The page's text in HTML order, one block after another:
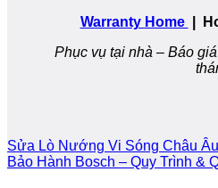
Warranty Home
|
Phục vụ tại nhà – Báo
Sửa Lò Nướng Vi Sóng Châu
Bảo Hành Bosch – Quy Trình &